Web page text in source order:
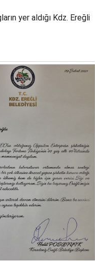
yer aldığı Kdz. Ereğli